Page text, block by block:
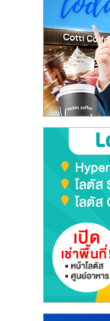
ปรึกษา
การ
ลงทุน
และ
ขยาย
ไชส์,